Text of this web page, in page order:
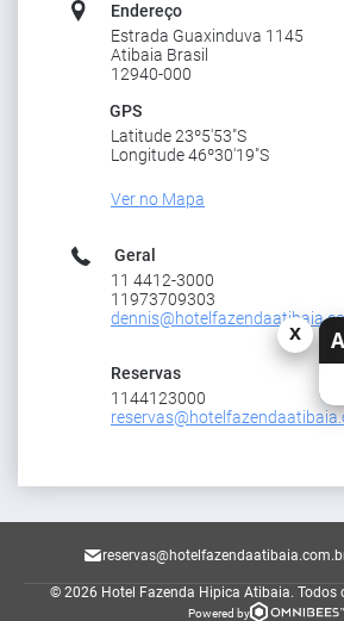
Endereço
Estrada Guaxinduva 1145
Atibaia Brasil
12940-000
GPS
Latitude 23º5'53"S
Longitude 46º30'19"S
Ver no Mapa
Geral
11 4412-3000
11973709303
Reservas
1144123000
© 2026 Hotel Fazenda Hipica Atibaia. Todos
Powered by
x